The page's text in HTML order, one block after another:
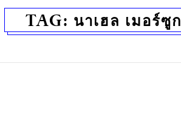
TAG: นาเฮล เมอร์ซูก